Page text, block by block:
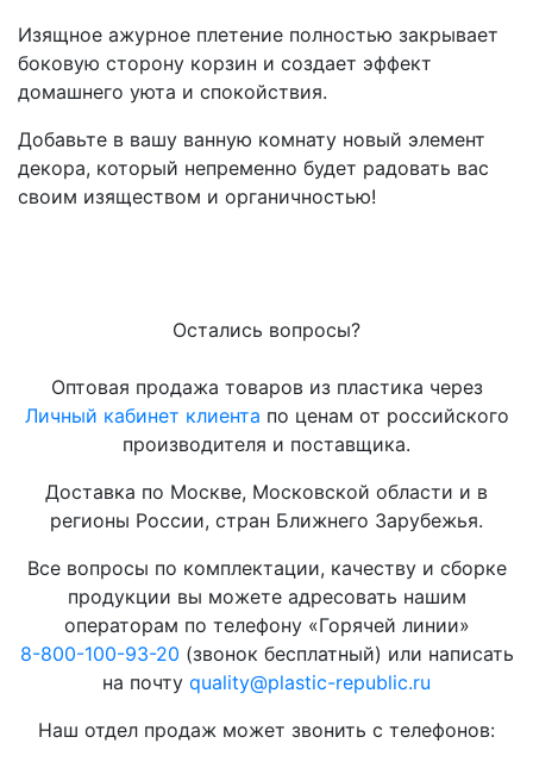
Изящное ажурное плетение полностью закрывает
боковую сторону корзин и создает эффект
домашнего уюта и спокойствия.
Добавьте в вашу ванную комнату новый элемент
декора, который непременно будет радовать вас
своим изяществом и органичностью!
Остались вопросы?
Оптовая продажа товаров из пластика через
Личный кабинет клиента по ценам от российского
производителя и поставщика.
Доставка по Москве, Московской области и в
регионы России, стран Ближнего Зарубежья.
Все вопросы по комплектации, качеству и сборке
продукции вы можете адресовать нашим
операторам по телефону «Горячей линии»
8-800-100-93-20 (звонок бесплатный) или написать
на почту quality@plastic-republic.ru
Наш отдел продаж может звонить с телефонов: